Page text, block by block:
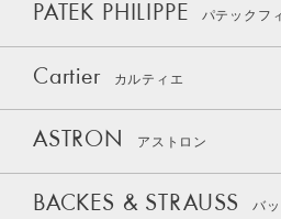
PATEK PHILIPPE パテックフ
Cartier カルティエ
ASTRON アストロン
BACKES & STRAUSS バ